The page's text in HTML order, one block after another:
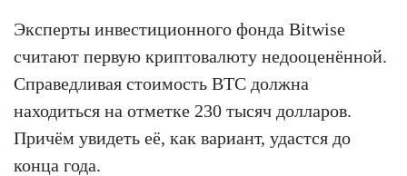
Эксперты инвестиционного фонда Bitwise
считают первую криптовалюту недооценённой.
Справедливая стоимость BTC должна
находиться на отметке 230 тысяч долларов.
Причём увидеть её, как вариант, удастся до
конца года.